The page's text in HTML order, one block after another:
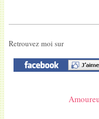
Retrouvez moi sur